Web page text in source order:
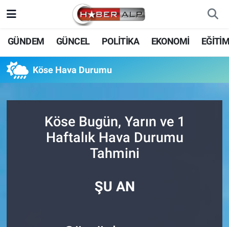
GÜNDEM GÜNCEL POLİTİKA EKONOMİ
Köse Hava Durumu
Köse Bugün, Yarın ve 1
Haftalık Hava Durumu
Tahmini
ŞU AN
Nöbetçi Eczaneler
Hava Durumu
Süper Lig Puan Durumu ve Fikstür
Tüm Manşetler